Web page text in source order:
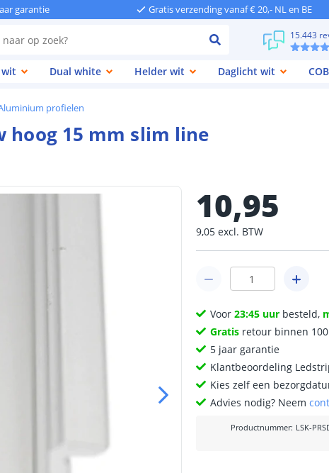
garantie Gratis verzending vanaf € 20,- NL en BE
15.443
wit Dual white Helder wit Daglicht wit COB
profielen
hoog 15 mm slim line
10,95
9,05 excl. BTW
Voor23:45 uur besteld,
Gratis retour binnen
5 jaar garantie
Klantbeoordeling
Kies zelf een
Advies nodig? Neem
Productnummer: LSK-